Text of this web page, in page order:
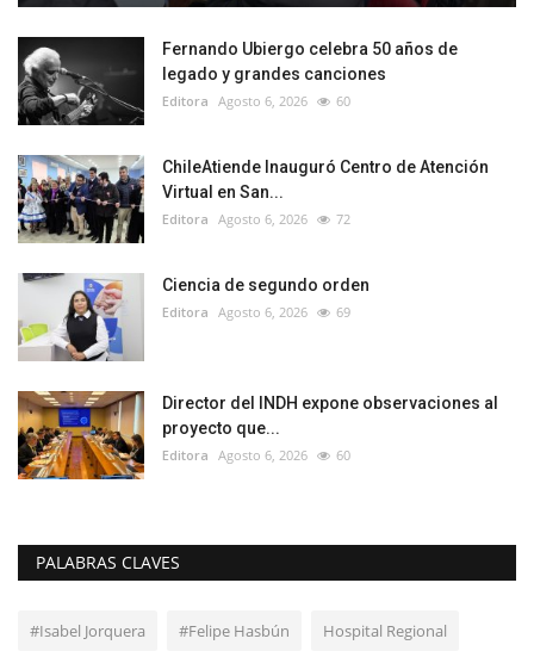
Fernando Ubiergo celebra 50 años de
legado y grandes canciones
Editora Agosto 6, 2026 60
ChileAtiende Inauguró Centro de Atención
Virtual en San...
Editora Agosto 6, 2026 72
Ciencia de segundo orden
Editora Agosto 6, 2026 69
Director del INDH expone observaciones al
proyecto que...
Editora Agosto 6, 2026 60
PALABRAS CLAVES
#Isabel Jorquera #Felipe Hasbún Hospital Regional